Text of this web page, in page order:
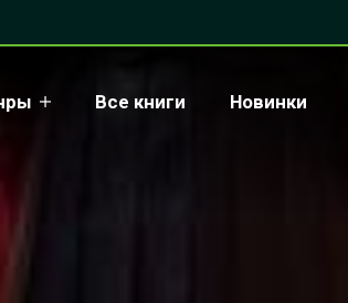
Все книги Новинки